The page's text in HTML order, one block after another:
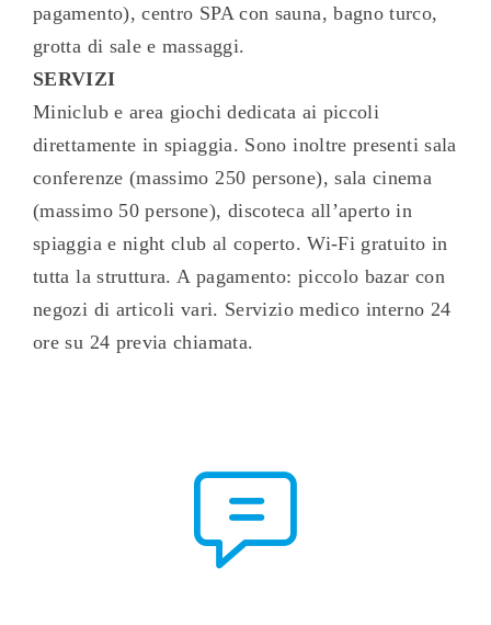
pagamento), centro SPA con sauna, bagno turco,
grotta di sale e massaggi.
SERVIZI
Miniclub e area giochi dedicata ai piccoli
direttamente in spiaggia. Sono inoltre presenti sala
conferenze (massimo 250 persone), sala cinema
(massimo 50 persone), discoteca all’aperto in
spiaggia e night club al coperto. Wi-Fi gratuito in
tutta la struttura. A pagamento: piccolo bazar con
negozi di articoli vari. Servizio medico interno 24
ore su 24 previa chiamata.